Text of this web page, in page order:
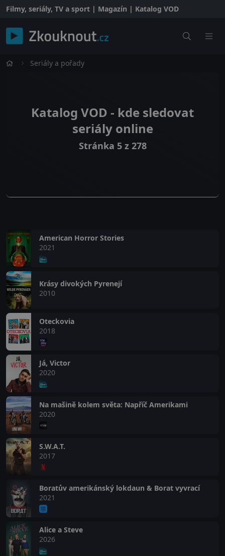
Filmy, seriály, TV a sport | Magazín | Katalog VOD
Seriály a pořady
Katalog VOD - kde sledovat
seriály online
Stránka 5 z 278
American Horror Stories
2021
Krásy divokých Pyrenejí
2010
Oteckovia
2018
Já, Victor
2020
Na mašině kolem světa: Napříč Amerikami
2020
S.W.A.T.
2017
Boratův amerikánský lokdaun & Borat vyvrací
2021
Alice a Steve
2026